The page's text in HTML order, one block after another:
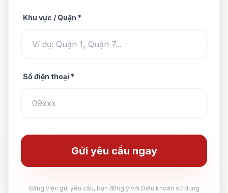
Khu vực / Quận *
Số điện thoại *
Gửi yêu cầu ngay
Bằng việc gửi yêu cầu, bạn đồng ý với Điều khoản sử dụng